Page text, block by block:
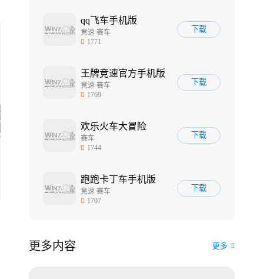
qq飞车手机版
竞速 赛车
1771
下载
王牌竞速官方手机版
竞速 赛车
1769
下载
欢乐火车大冒险
赛车
1744
下载
跑跑卡丁车手机版
竞速 赛车
1707
下载
更多内容 更多